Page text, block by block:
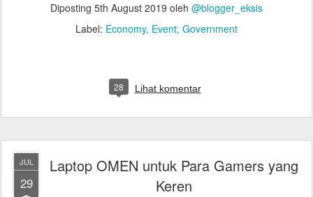
Diposting 5th August 2019 oleh @blogger_eksis
Label: Economy Event Government
28 Lihat komentar
JUL
29
Laptop OMEN untuk Para Gamers yang
Keren